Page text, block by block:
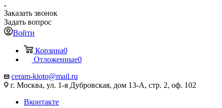
Заказать звонок
Задать вопрос
Войти
Корзина0
Отложенные0
ceram-kioto@mail.ru
г. Москва, ул. 1-я Дубровская, дом 13-А, стр. 2, оф. 102
Вконтакте